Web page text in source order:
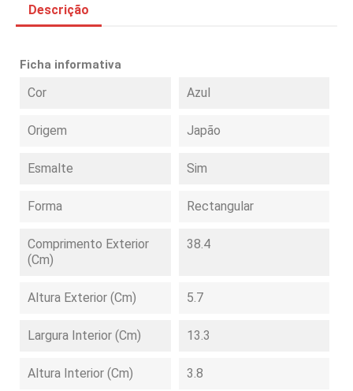
Descrição
Ficha informativa
Cor Azul
Origem Japão
Esmalte Sim
Forma Rectangular
Comprimento Exterior
(cm)
38.4
Altura Exterior (cm) 5.7
Largura Interior (cm) 13.3
Altura Interior (cm) 3.8